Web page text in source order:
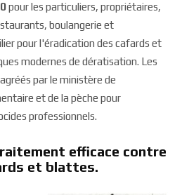
pour les particuliers, propriétaires,
boulangerie et
pour l'éradication des cafards et
modernes de dératisation. Les
par le ministère de
et de la pèche pour
professionnels.
efficace contre
et blattes.